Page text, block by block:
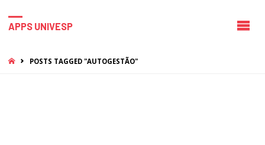
APPS UNIVESP
HOMEPOSTS TAGGED "AUTOGESTÃO"